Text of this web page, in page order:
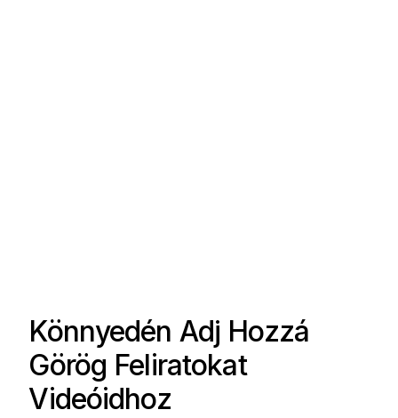
Könnyedén Adj Hozzá
Görög Feliratokat
Videóidhoz